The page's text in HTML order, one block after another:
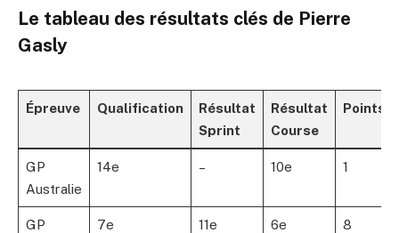
Le tableau des résultats clés de Pierre
Gasly
Épreuve Qualification
Résultat
Sprint
Résultat
Course
Points
GP
Australie
14e – 10e 1
GP
7e 11e 6e 8